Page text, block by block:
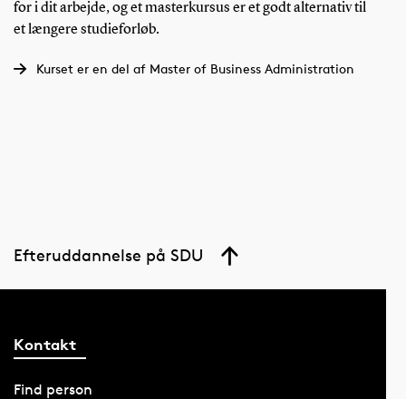
for i dit arbejde, og et masterkursus er et godt alternativ til
et længere studieforløb.
Kurset er en del af Master of Business Administration
Efteruddannelse på SDU
Kontakt
Find person